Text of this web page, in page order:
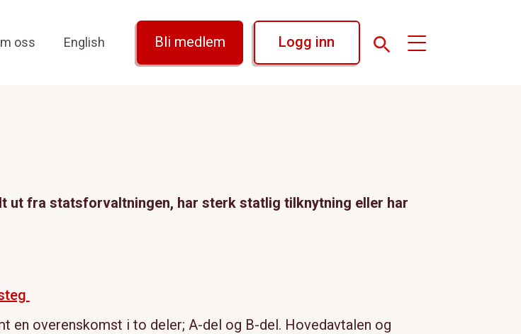
oss English Bli medlem Logg inn
fra statsforvaltningen, har sterk statlig tilknytning eller har
en overenskomst i to deler; A-del og B-del. Hovedavtalen og